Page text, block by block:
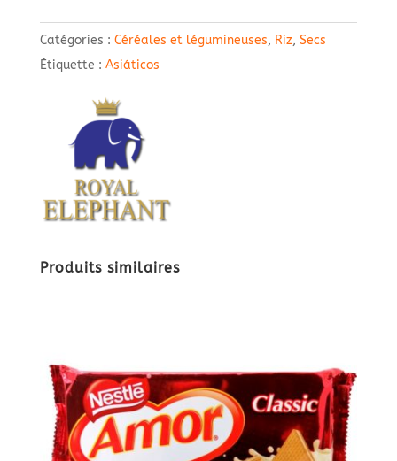
Catégories : Céréales et légumineuses, Riz, Secs
Étiquette : Asiáticos
Produits similaires